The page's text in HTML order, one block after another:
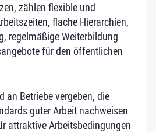
zählen flexible und
flache Hierarchien,
regelmäßige Weiterbildung
für den öffentlichen
an Betriebe vergeben, die
guter Arbeit nachweisen
attraktive Arbeitsbedingungen